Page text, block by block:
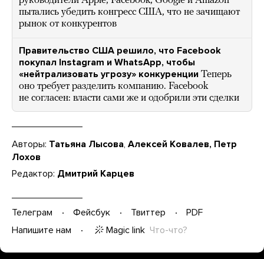
пытались убедить конгресс США, что не зачищают
рынок от конкурентов
Правительство США решило, что Facebook
покупал Instagram и WhatsApp, чтобы
«нейтрализовать угрозу» конкуренции Теперь
оно требует разделить компанию. Facebook
не согласен: власти сами же и одобрили эти сделки
Авторы: Татьяна Лысова, Алексей Ковалев, Петр
Лохов
Редактор: Дмитрий Карцев
Телеграм Фейсбук Твиттер
PDF
Напишите нам
Magic link Что-что?